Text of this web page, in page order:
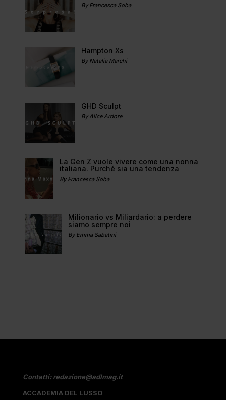
By Francesca Soba
Hampton Xs
By Natalia Marchi
GHD Sculpt
By Alice Ardore
La Gen Z vuole vivere come una nonna
italiana. Purché sia una tendenza
By Francesca Soba
Milionario vs Miliardario: a perdere
siamo sempre noi
By Emma Sabatini
Contatti:redazione@adlmag.it
ACCADEMIA DEL LUSSO